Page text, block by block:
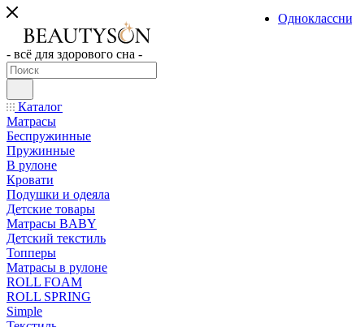
- всё для здорового сна -
Каталог
Матрасы
Беспружинные
Пружинные
В рулоне
Кровати
Подушки и одеяла
Детские товары
Матрасы BABY
Детский текстиль
Топперы
Матрасы в рулоне
ROLL FOAM
ROLL SPRING
Simple